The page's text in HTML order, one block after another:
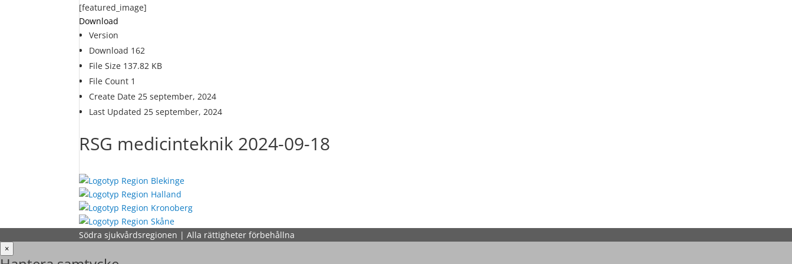
[featured_image]
Download
Version
Download 162
File Size 137.82 KB
File Count 1
Create Date25 september, 2024
Last Updated25 september, 2024
RSG medicinteknik 2024-09-18
Södra sjukvårdsregionen | Alla rättigheter förbehållna
×